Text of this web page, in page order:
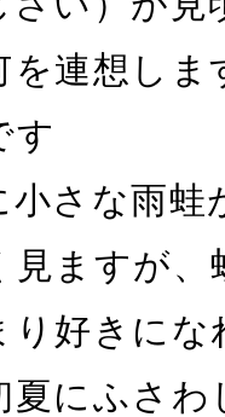
を連想しま
す
小さな雨蛙
見ますが、
り好きにな
夏にふさわ